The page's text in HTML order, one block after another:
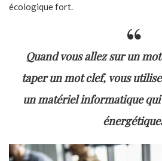
écologique fort.
Quand vous allez sur un
taper un mot clef, vous
un matériel informatique